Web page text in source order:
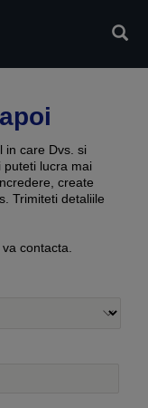
in care Dvs. si
lucra mai
create
Trimiteti detaliile
contacta.